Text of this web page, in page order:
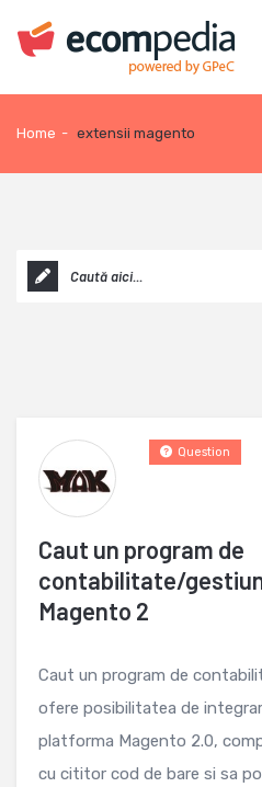
Home - extensii magento
Caut un program de
contabilitate/
Magento 2
Question
Caut un program de
ofere posibilitatea de
platforma Magento 2.0,
cu cititor cod de bare si sa